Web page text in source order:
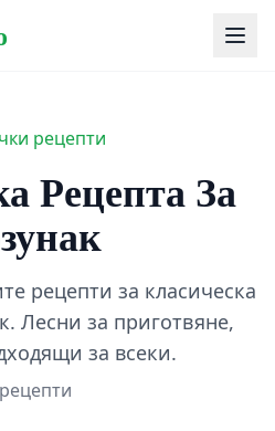
рецепти
Рецепта За
рецепти за класическа
Лесни за приготвяне,
за всеки.